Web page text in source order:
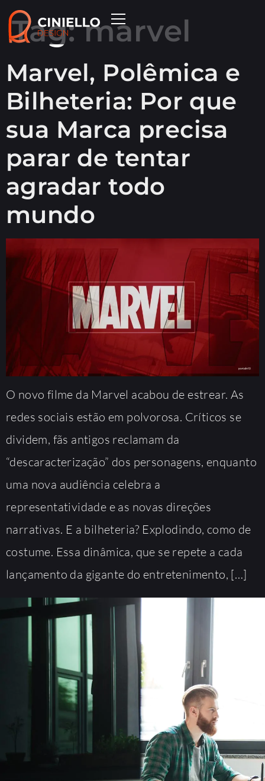
Tag:marvel
Marvel, Polêmica e
Bilheteria: Por que
sua Marca precisa
parar de tentar
agradar todo
mundo
O novo filme da Marvel acabou de estrear. As
redes sociais estão em polvorosa. Críticos se
dividem, fãs antigos reclamam da
“descaracterização” dos personagens, enquanto
uma nova audiência celebra a
representatividade e as novas direções
narrativas. E a bilheteria? Explodindo, como de
costume. Essa dinâmica, que se repete a cada
lançamento da gigante do entretenimento, […]